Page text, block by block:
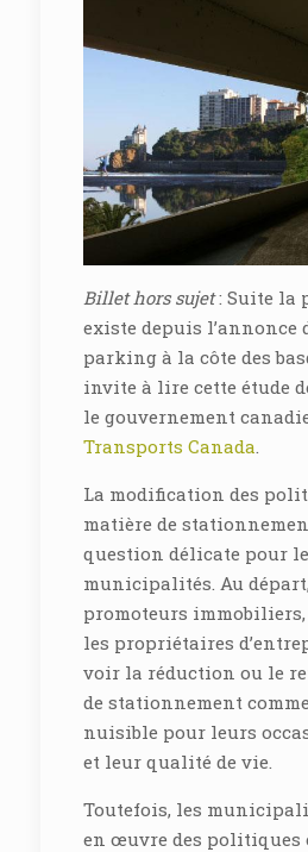
Billet hors sujet: Suite la
existe depuis l’annonce
parking à la côte des
invite à lire cette étude
le gouvernement
Transports Canada
La modification des
matière de
question délicate pour
municipalités. Au
promoteurs
les propriétaires
voir la réduction ou le
de stationnement
nuisible pour leurs
et leur qualité de vie.
Toutefois, les
en œuvre des politiques